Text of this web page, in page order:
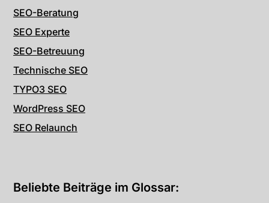
SEO-Beratung
SEO Experte
SEO-Betreuung
Technische SEO
TYPO3 SEO
WordPress SEO
SEO Relaunch
Beliebte Beiträge im Glossar: